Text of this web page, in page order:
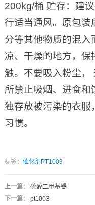
200kg/桶 贮存：建
行适当通风。原包装
分等其他物质的混入
凉、干燥的地方，保
触。不要吸入粉尘，
所禁止吸烟、进食和
独存放被污染的衣服
习惯。
标签： 催化剂PT1003
上一篇： 硫醇二甲基锡
下一篇： pt1003